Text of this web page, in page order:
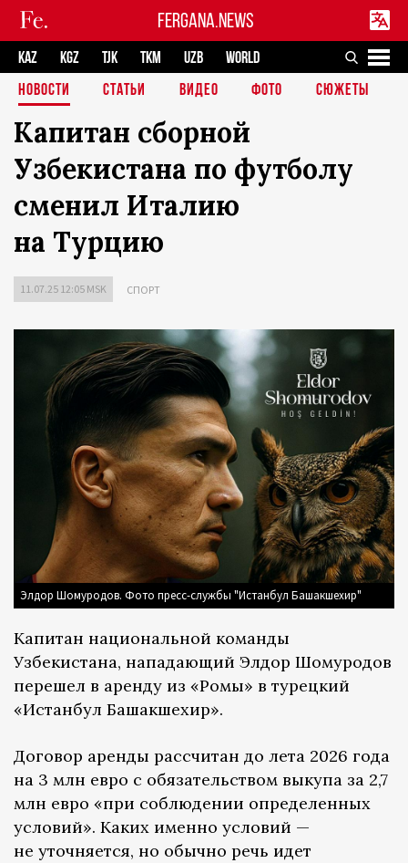
FERGANA.NEWS
KAZ KGZ TJK TKM UZB
WORLD
НОВОСТИ
СТАТЬИ ВИДЕО ФОТО СЮЖЕТЫ
Капитан сборной
Узбекистана по футболу
сменил Италию
на Турцию
11.07.25 12:05 MSK СПОРТ
Элдор Шомуродов. Фото пресс-службы "Истанбул Башакшехир"
Капитан национальной команды
Узбекистана, нападающий Элдор Шомуродов
перешел в аренду из «Ромы» в турецкий
«Истанбул Башакшехир».
Договор аренды рассчитан до лета 2026 года
на 3 млн евро с обязательством выкупа за 2,7
млн евро «при соблюдении определенных
условий». Каких именно условий —
не уточняется, но обычно речь идет